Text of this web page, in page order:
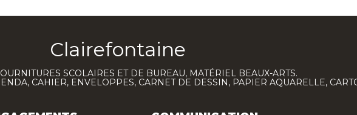
Clairefontaine
SCOLAIRES ET DE BUREAU, MATÉRIEL BEAUX-ARTS.
CAHIER, ENVELOPPES, CARNET DE DESSIN, PAPIER AQUARELLE,